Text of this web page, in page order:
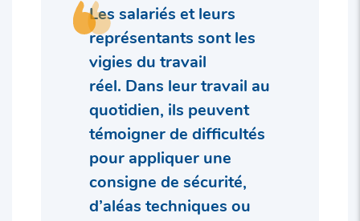
Les salariés et leurs
représentants sont les
vigies du travail
réel. Dans leur travail au
quotidien, ils peuvent
témoigner de difficultés
pour appliquer une
consigne de sécurité,
d’aléas techniques ou